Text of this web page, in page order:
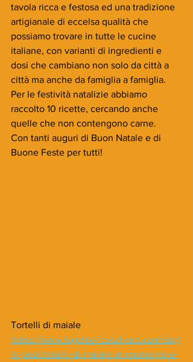
tavola ricca e festosa ed una tradizione
artigianale di eccelsa qualità che
possiamo trovare in tutte le cucine
italiane, con varianti di ingredienti e
dosi che cambiano non solo da città a
città ma anche da famiglia a famiglia.
Per le festività natalizie abbiamo
raccolto 10 ricette, cercando anche
quelle che non contengono carne.
Con tanti auguri di Buon Natale e di
Buone Feste per tutti!
Tortelli di maiale
https://www.lagolaeilcucchiaio.com/sing
le-post/tortelli-di-maiale-al-rosmarino-e-